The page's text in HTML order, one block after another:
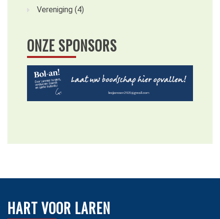
Vereniging (4)
ONZE SPONSORS
HART VOOR LAREN